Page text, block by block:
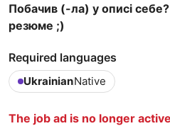
Побачив (-ла) у описі
резюме ;)
Required languages
UkrainianNative
The job ad is no longer active